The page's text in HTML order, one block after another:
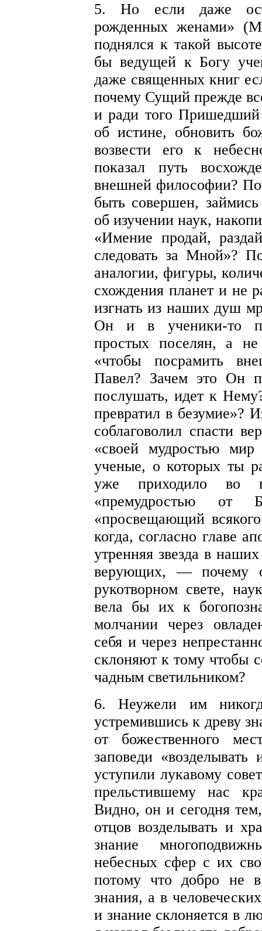
5. Но если даже
рожденных женами»
поднялся к такой
бы ведущей к Богу
даже священных книг
почему Сущий прежде
и ради того Пришедший
об истине, обновить
возвести его к
показал путь
внешней философии?
быть совершен,
об изучении наук,
«Имение продай,
следовать за Мной»?
аналогии, фигуры,
схождения планет и не
изгнать из наших душ
Он и в ученики-то
простых поселян, а
«чтобы посрамить
Павел? Зачем это Он
послушать, идет к
превратил в безумие»?
соблаговолил спасти
«своей мудростью
ученые, о которых ты
уже приходило во
«премудростью от
«просвещающий
когда, согласно главе
утренняя звезда в
верующих, — почему
рукотворном свете,
вела бы их к
молчании через
себя и через
склоняют к тому чтобы
чадным светильником?
6. Неужели им
устремившись к древу
от божественного
заповеди
уступили лукавому
прельстившему нас
Видно, он и сегодня
отцов возделывать и
знание
небесных сфер с их
потому что добро не
знания, а в
и знание склоняется в